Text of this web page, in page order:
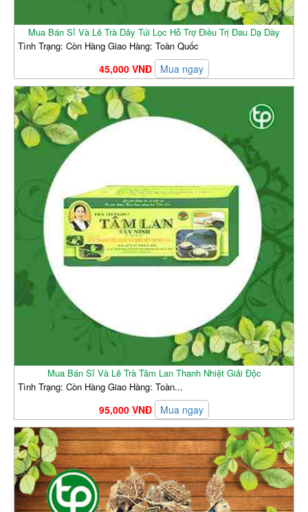
Mua Bán Sỉ Và Lẻ Trà Dây Túi Lọc Hỗ Trợ Điều Trị Đau Dạ Dày
Tình Trạng: Còn Hàng Giao Hàng: Toàn Quốc
45,000 VNĐ Mua ngay
Mua Bán Sỉ Và Lẻ Trà Tâm Lan Thanh Nhiệt Giải Độc
Tình Trạng: Còn Hàng Giao Hàng: Toàn...
95,000 VNĐ Mua ngay